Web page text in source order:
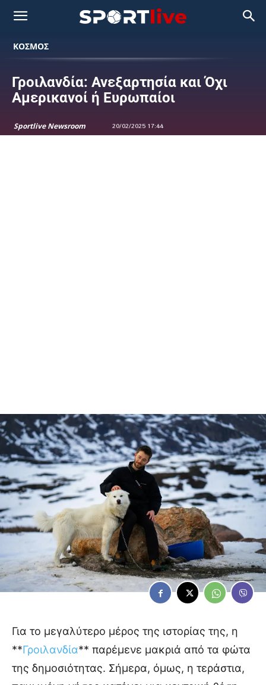
ΚΟΣΜΟΣ
Γροιλανδία: Ανεξαρτησία και Όχι
Αμερικανοί ή Ευρωπαίοι
Sportlive Newsroom 20/02/2025 17:44
Για το μεγαλύτερο μέρος της ιστορίας της, η
**Γροιλανδία** παρέμενε μακριά από τα φώτα
της δημοσιότητας. Σήμερα, όμως, η τεράστια,